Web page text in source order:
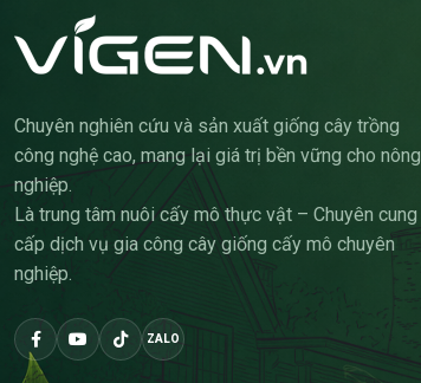
Chuyên nghiên cứu và sản xuất giống cây trồng
công nghệ cao, mang lại giá trị bền vững cho nông
nghiệp.
Là trung tâm nuôi cấy mô thực vật – Chuyên cung
cấp dịch vụ gia công cây giống cấy mô chuyên
nghiệp.
ZALO